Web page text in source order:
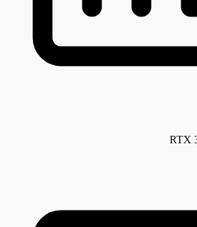
RTX